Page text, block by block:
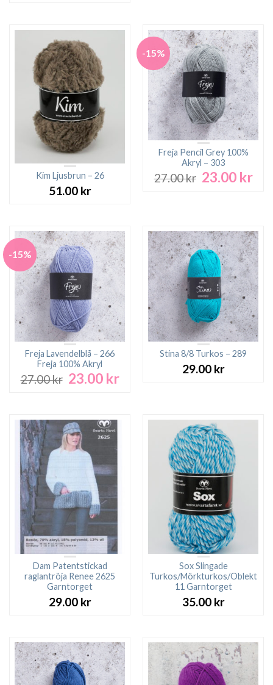
Kim Ljusbrun – 26
51.00 kr
-15%
Freja Pencil Grey 100%
Akryl – 303
27.00kr Det
ursprungliga
23.00 krDet
-15%
Freja Lavendelblå – 266
Freja 100% Akryl
27.00kr Det
27.00 kr.
23.00 krDet
23.00 kr.
Stina 8/8 Turkos – 289
29.00 kr
Dam Patentstickad
raglantröja Renee 2625
Garntorget
29.00 kr
Sox Slingade
Turkos/Mörkturkos/Oblekt
11 Garntorget
35.00 kr